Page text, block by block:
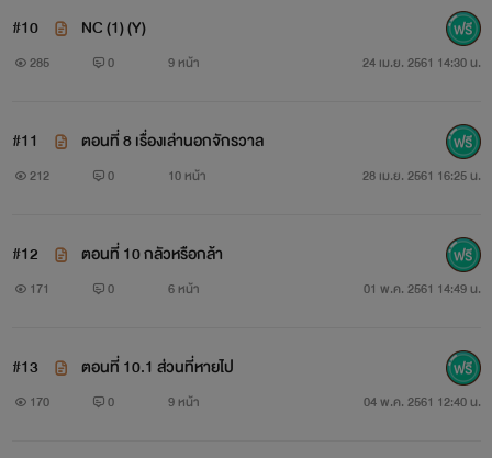
ถ้าชอบก็กดถูกใจ ให้ดาว
หรือคอมเมนต์ให้กำลังใจผู้เขียนได้
จะได้มีกำลังใจในการเขียนนะ
ขอบคุณ ทุกท่าน ที่ตามอ่าน
#10 NC (1) (Y)
285 0 9 หน้า 24 เม.ย. 2561 14:30 น.
#11 ตอนที่ 8 เรื่องเล่านอกจักรวาล
212 0 10 หน้า 28 เม.ย. 2561 16:25 น.
#12 ตอนที่ 10 กลัวหรือกล้า
171 0 6 หน้า 01 พ.ค. 2561 14:49 น.
#13 ตอนที่ 10.1 ส่วนที่หายไป
170 0 9 หน้า 04 พ.ค. 2561 12:40 น.